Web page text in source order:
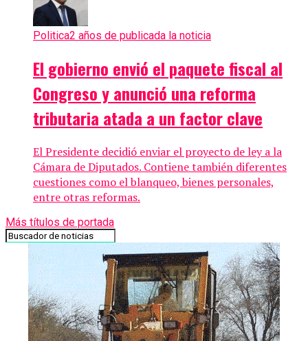
Politica2 años de publicada la noticia
El gobierno envió el paquete fiscal al
Congreso y anunció una reforma
tributaria atada a un factor clave
El Presidente decidió enviar el proyecto de ley a la
Cámara de Diputados. Contiene también diferentes
cuestiones como el blanqueo, bienes personales,
entre otras reformas.
Más títulos de portada